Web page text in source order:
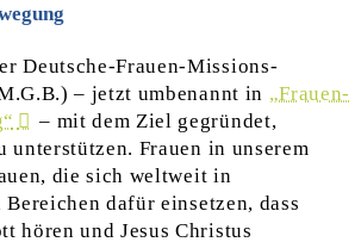
Deutsche-Frauen-Missions-
– jetzt umbenannt in „Frauen-
– mit dem Ziel gegründet,
unterstützen. Frauen in unserem
die sich weltweit in
dafür einsetzen, dass
hören und Jesus Christus